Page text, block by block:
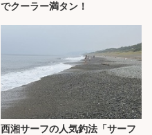
でクーラー満タン！
西湘サーフの人気釣法「サーフ